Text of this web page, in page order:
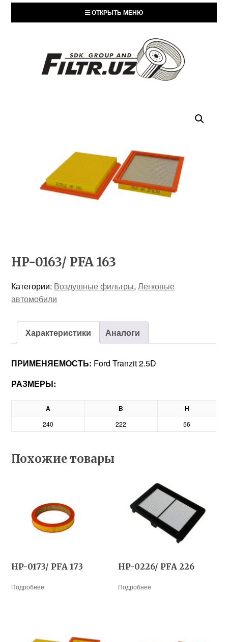
ОТКРЫТЬ МЕНЮ
HP-0163/ PFA 163
Категории: Воздушные фильтры,Легковые
автомобили
Характеристики Аналоги
ПРИМЕНЯЕМОСТЬ: Ford Tranzit 2.5D
РАЗМЕРЫ:
A B H
240 222 56
Похожие товары
HP-0173/ PFA 173
Подробнее
HP-0226/ PFA 226
Подробнее